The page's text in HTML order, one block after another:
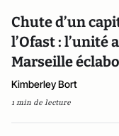
Chute d’un
l’Ofast : l’unité
Marseille
Kimberley Bort
1 min de lecture